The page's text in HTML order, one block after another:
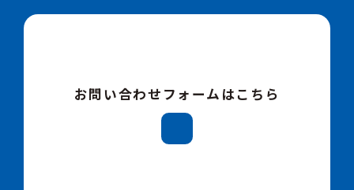
お問い合わせフォームはこちら